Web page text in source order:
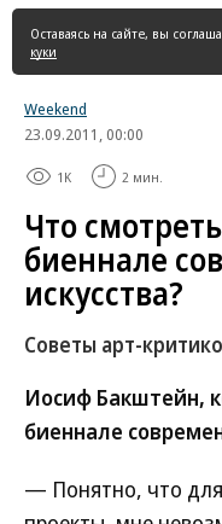
страница
Оставаясь на сайте, вы
куки
Weekend
23.09.2011, 00:00
1K 2 мин.
Что
биеннале
искусства?
Советы арт-
Иосиф Бакштейн,
биеннале
— Понятно, что